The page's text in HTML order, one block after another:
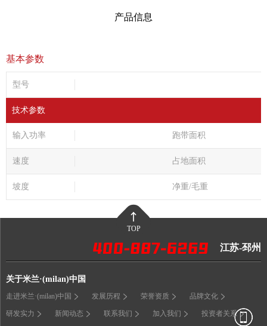
产品信息
基本参数
型号
技术参数
输入功率 跑带面积
速度 占地面积
坡度 净重/毛重
TOP
江苏-邳州
关于米兰·(milan)中国
走进米兰·(milan)中国 发展历程 荣誉资质 品牌文化
研发实力 新闻动态 联系我们 加入我们 投资者关系